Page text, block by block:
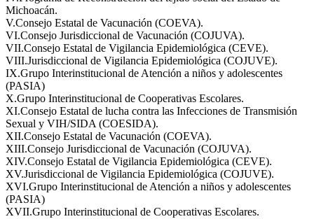
Michoacán.
V.Consejo Estatal de Vacunación (COEVA).
VI.Consejo Jurisdiccional de Vacunación (COJUVA).
VII.Consejo Estatal de Vigilancia Epidemiológica (CEVE).
VIII.Jurisdiccional de Vigilancia Epidemiológica (COJUVE).
IX.Grupo Interinstitucional de Atención a niños y adolescentes
(PASIA)
X.Grupo Interinstitucional de Cooperativas Escolares.
XI.Consejo Estatal de lucha contra las Infecciones de Transmisión
Sexual y VIH/SIDA (COESIDA).
XII.Consejo Estatal de Vacunación (COEVA).
XIII.Consejo Jurisdiccional de Vacunación (COJUVA).
XIV.Consejo Estatal de Vigilancia Epidemiológica (CEVE).
XV.Jurisdiccional de Vigilancia Epidemiológica (COJUVE).
XVI.Grupo Interinstitucional de Atención a niños y adolescentes
(PASIA)
XVII.Grupo Interinstitucional de Cooperativas Escolares.